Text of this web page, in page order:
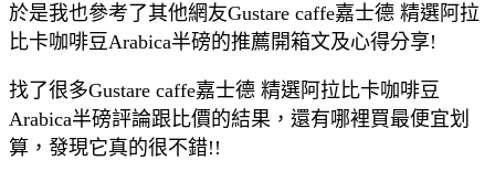
於是我也參考了其他網友Gustare caffe嘉士德 精選阿拉
比卡咖啡豆Arabica半磅的推薦開箱文及心得分享!
找了很多Gustare caffe嘉士德 精選阿拉比卡咖啡豆
Arabica半磅評論跟比價的結果，還有哪裡買最便宜划
算，發現它真的很不錯!!